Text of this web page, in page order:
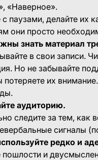
«Наверное».
с паузами, делайте
они просто
знать материал
в свои записи.
Но не забывайте
потеряете их
аудиторию.
следите за тем, как
сигналы
редко и
пошлости и